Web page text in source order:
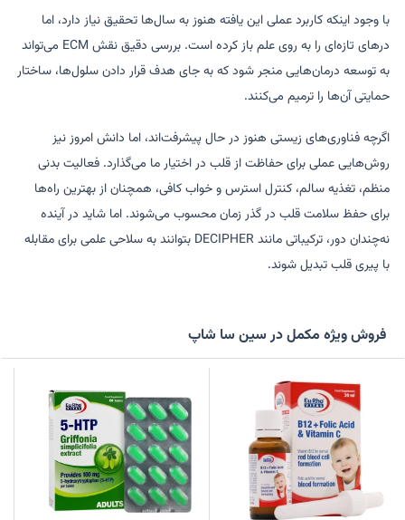
با وجود اینکه کاربرد عملی این یافته هنوز به سال‌ها تحقیق نیاز دارد، اما
درهای تازه‌ای را به روی علم باز کرده است. بررسی دقیق نقش ECM می‌تواند
به توسعه درمان‌هایی منجر شود که به جای هدف قرار دادن سلول‌ها، ساختار
حمایتی آن‌ها را ترمیم می‌کنند.
اگرچه فناوری‌های زیستی هنوز در حال پیشرفت‌اند، اما دانش امروز نیز
روش‌هایی عملی برای حفاظت از قلب در اختیار ما می‌گذارد. فعالیت بدنی
منظم، تغذیه سالم، کنترل استرس و خواب کافی، همچنان از بهترین راه‌ها
برای حفظ سلامت قلب در گذر زمان محسوب می‌شوند. اما شاید در آینده
نه‌چندان دور، ترکیباتی مانند DECIPHER بتوانند به سلاحی علمی برای مقابله
با پیری قلب تبدیل شوند.
فروش ویژه مکمل در سین سا شاپ